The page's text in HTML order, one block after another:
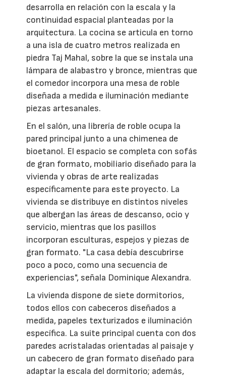
desarrolla en relación con la escala y la
continuidad espacial planteadas por la
arquitectura. La cocina se articula en torno
a una isla de cuatro metros realizada en
piedra Taj Mahal, sobre la que se instala una
lámpara de alabastro y bronce, mientras que
el comedor incorpora una mesa de roble
diseñada a medida e iluminación mediante
piezas artesanales.
En el salón, una librería de roble ocupa la
pared principal junto a una chimenea de
bioetanol. El espacio se completa con sofás
de gran formato, mobiliario diseñado para la
vivienda y obras de arte realizadas
específicamente para este proyecto. La
vivienda se distribuye en distintos niveles
que albergan las áreas de descanso, ocio y
servicio, mientras que los pasillos
incorporan esculturas, espejos y piezas de
gran formato. "La casa debía descubrirse
poco a poco, como una secuencia de
experiencias", señala Dominique Alexandra.
La vivienda dispone de siete dormitorios,
todos ellos con cabeceros diseñados a
medida, papeles texturizados e iluminación
específica. La suite principal cuenta con dos
paredes acristaladas orientadas al paisaje y
un cabecero de gran formato diseñado para
adaptar la escala del dormitorio; además,